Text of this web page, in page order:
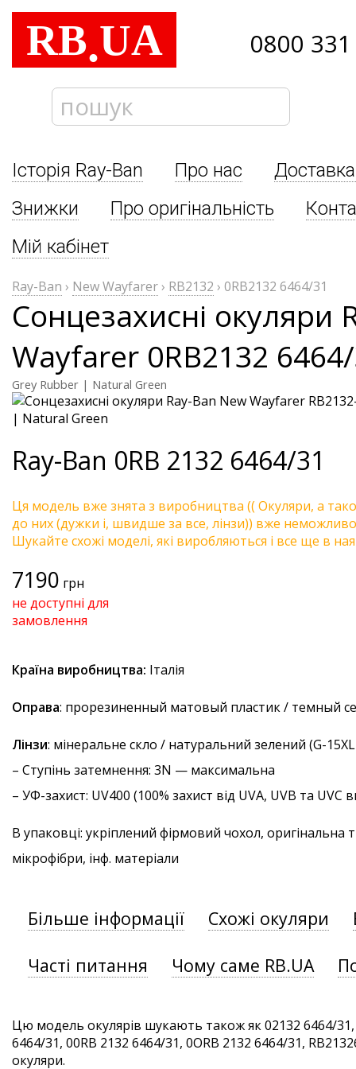
RB.UA 0800
Історія Ray-Ban Про нас
Знижки
Про оригінальність
Мій кабінет
Ray-Ban › New Wayfarer› RB2132 › 0RB2132 6464/31
Сонцезахисні окуляри
Wayfarer 0RB2132
Grey Rubber | Natural Green
Ray-Ban 0RB 2132 6464/31
Ця модель вже знята з виробництва (( Окуляри, а
до них (дужки і, швидше за все, лінзи)) вже неможливо
Шукайте схожі моделі, які виробляються і все ще в
7190 грн
не доступні для
замовлення
Країна виробництва: Італія
Оправа: прорезиненный матовый пластик / темный
Лінзи: мінеральне скло / натуральний зелений (G-
– Ступінь затемнення: 3N — максимальна
– УФ-захист: UV400 (100% захист від UVA, UVB та
В упаковці: укріплений фірмовий чохол, оригінальна
мікрофібри, інф. матеріали
Більше інформації Схожі окуляри
Часті питання Чому саме RB.UA
Цю модель окулярів шукають також як 02132 6464/31,
6464/31, 00RB 2132 6464/31, 0ORB 2132 6464/31,
окуляри.